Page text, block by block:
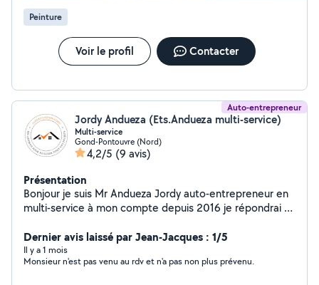
Peinture
Voir le profil Contacter
Auto-entrepreneur
Jordy Andueza (Ets.Andueza multi-service)
Multi-service
Gond-Pontouvre (Nord)
4,2/5 (9 avis)
Présentation
Bonjour je suis Mr Andueza Jordy auto-entrepreneur en
multi-service à mon compte depuis 2016 je répondrai à
rénovation intérieur extérieur pose de clôture murs
chape COUVERTURE: remaniement changement
réparation tous type de tuiles réparation ou
Dernier avis laissé par Jean-Jacques : 1/5
Il y a 1 mois
Monsieur n'est pas venu au rdv et n'a pas non plus prévenu.